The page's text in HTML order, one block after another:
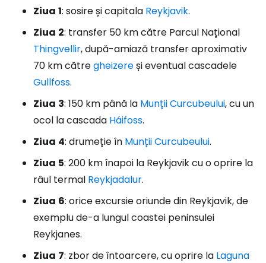
Ziua 1: sosire și capitala Reykjavik.
Ziua 2: transfer 50 km către Parcul Național
Thingvellir, după-amiază transfer aproximativ
70 km cătregheizereși eventual cascadele
Gullfoss.
Ziua 3: 150 km până la Munții Curcubeului, cu un
ocol la cascada Háifoss.
Ziua 4: drumeție în Munții Curcubeului.
Ziua 5: 200 km înapoi la Reykjavik cu o oprire la
râul termal Reykjadalur.
Ziua 6: orice excursie oriunde din Reykjavik, de
exemplu de-a lungul coastei peninsulei
Reykjanes.
Ziua 7: zbor de întoarcere, cu oprire la Laguna